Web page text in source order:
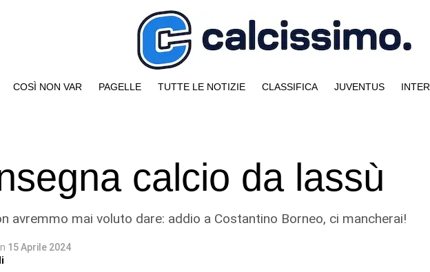
COSÌ NON VAR PAGELLE TUTTE LE NOTIZIE CLASSIFICA JUVENTUS INTER
calcio da lassù
avremmo mai voluto dare: addio a Costantino Borneo, ci mancherai!
15 Aprile 2024